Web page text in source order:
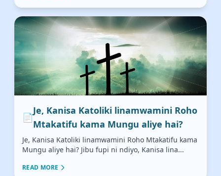
📄
Je, Kanisa Katoliki linamwamini Roho
Mtakatifu kama Mungu aliye hai?
Je, Kanisa Katoliki linamwamini Roho Mtakatifu kama
Mungu aliye hai? Jibu fupi ni ndiyo, Kanisa lina...
READ MORE